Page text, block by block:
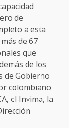
de
a esta
de 67
que
de los
de Gobierno
colombiano
el Invima, la